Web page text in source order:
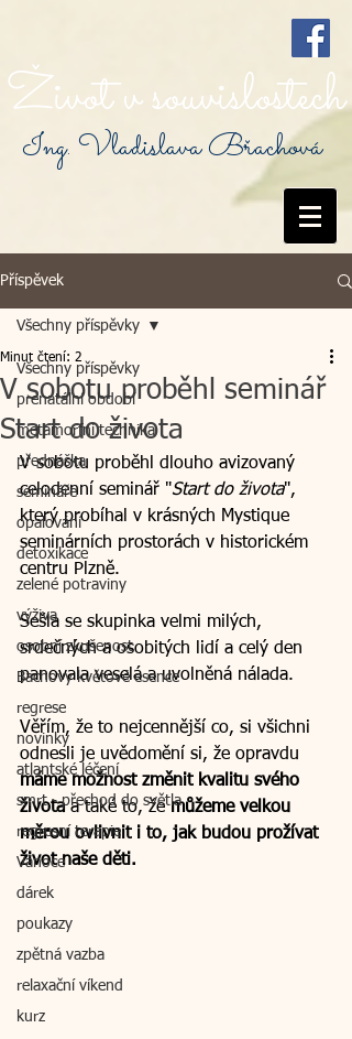
Život v souvislostech
Ing. Vladislava Břachová
Příspěvek
Všechny příspěvky
prenatální období
metamorfní technika
přednáška
semináře
opalování
detoxikace
zelené potraviny
výživa
osobní zkušenost
Bachovy květové esence
regrese
novinky
atlantské léčení
smrt - přechod do světla
regresní terapie
Vánoce
dárek
poukazy
zpětná vazba
relaxační víkend
kurz
Všechny příspěvky
V sobotu proběhl seminář
Start do života
Minut čtení: 2
V sobotu proběhl dlouho avizovaný
celodenní seminář "Start do života",
který probíhal v krásných Mystique
seminárních prostorách v historickém
centru Plzně.
Sešla se skupinka velmi milých,
srdečných a osobitých lidí a celý den
panovala veselá a uvolněná nálada.
Věřím, že to nejcennější co, si všichni
odnesli je uvědomění si, že opravdu
máme možnost změnit kvalitu svého
života a také to, že můžeme velkou
měrou ovlivnit i to, jak budou prožívat
život naše děti.